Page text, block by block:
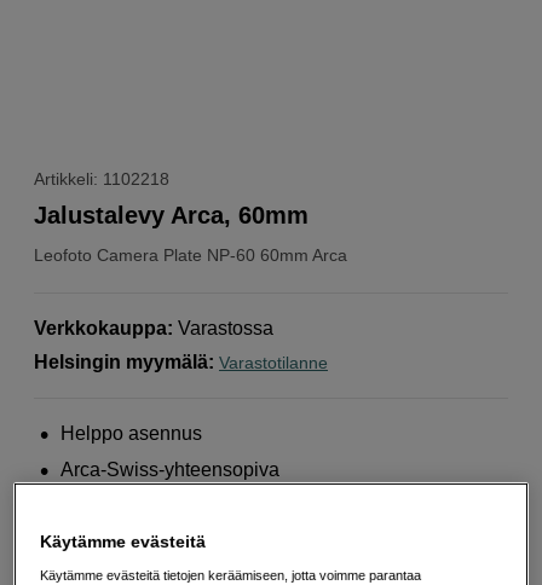
Artikkeli: 1102218
Leofoto Camera Plate NP-60 60mm Arca
Jalustalevy Arca, 60mm
Verkkokauppa: Varastossa
Helsingin myymälä: Varastotilanne
Helppo asennus
Arca-Swiss-yhteensopiva
Lisää tietoa
Käytämme evästeitä
Käytämme evästeitä tietojen keräämiseen, jotta voimme parantaa